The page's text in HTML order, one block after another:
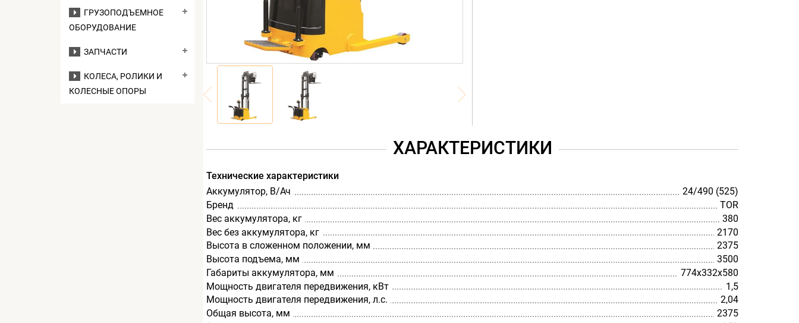
ГРУЗОПОДЪЕМНОЕ
ОБОРУДОВАНИЕ
ЗАПЧАСТИ
КОЛЕСА, РОЛИКИ И
КОЛЕСНЫЕ ОПОРЫ
ХАРАКТЕРИСТИКИ
Технические характеристики
Аккумулятор, В/Ач
24/490 (525)
Бренд
TOR
Вес аккумулятора, кг
380
Вес без аккумулятора, кг
2170
Высота в сложенном положении, мм
2375
Высота подъема, мм
3500
Габариты аккумулятора, мм
774х332х580
Мощность двигателя передвижения, кВт
1,5
Мощность двигателя передвижения, л.с.
2,04
Общая высота, мм
2375